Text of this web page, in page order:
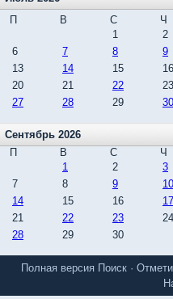
П
В С Ч
1
2
6
7 8 9
13
14 15 16
20
21 22 23
27
28 29 30
Сентябрь 2026
П
В С Ч
1
2 3
7
8 9 10
14
15 16 17
21
22 23 24
28
29 30
Полная версия Поиск ·